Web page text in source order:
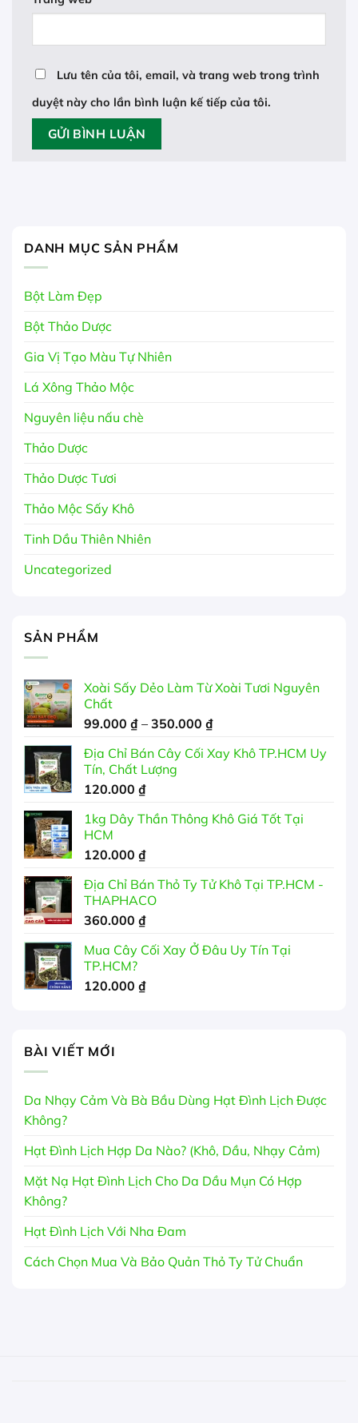
Lưu tên của tôi, email, và trang web trong trình
duyệt này cho lần bình luận kế tiếp của tôi.
DANH MỤC SẢN PHẨM
Bột Làm Đẹp
Bột Thảo Dược
Gia Vị Tạo Màu Tự Nhiên
Lá Xông Thảo Mộc
Nguyên liệu nấu chè
Thảo Dược
Thảo Dược Tươi
Thảo Mộc Sấy Khô
Tinh Dầu Thiên Nhiên
Uncategorized
SẢN PHẨM
Xoài Sấy Dẻo Làm Từ Xoài Tươi Nguyên
Chất
99.000 ₫ – 350.000 ₫Khoảng
từ
Địa Chỉ Bán Cây Cối Xay Khô TP.HCM Uy
Tín, Chất Lượng
120.000 ₫
1kg Dây Thần Thông Khô Giá Tốt Tại
HCM
120.000 ₫
Địa Chỉ Bán Thỏ Ty Tử Khô Tại TP.HCM -
THAPHACO
360.000 ₫
Mua Cây Cối Xay Ở Đâu Uy Tín Tại
TP.HCM?
120.000 ₫
BÀI VIẾT MỚI
Da Nhạy Cảm Và Bà Bầu Dùng Hạt Đình Lịch Được
Không?
Hạt Đình Lịch Hợp Da Nào? (Khô, Dầu, Nhạy Cảm)
Mặt Nạ Hạt Đình Lịch Cho Da Dầu Mụn Có Hợp
Không?
Hạt Đình Lịch Với Nha Đam
Cách Chọn Mua Và Bảo Quản Thỏ Ty Tử Chuẩn